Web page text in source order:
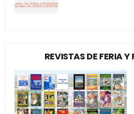
REVISTAS DE FERIA Y